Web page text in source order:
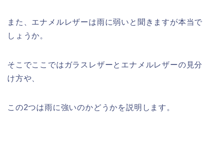
また、エナメルレザーは雨に弱いと聞きますが本当で
しょうか。
そこでここではガラスレザーとエナメルレザーの見分
け方や、
この2つは雨に強いのかどうかを説明します。